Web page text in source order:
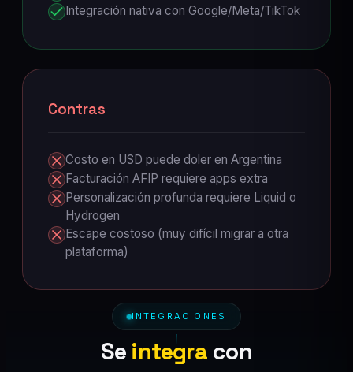
Integración nativa con Google/Meta/TikTok
Contras
Costo en USD puede doler en Argentina
Facturación AFIP requiere apps extra
Personalización profunda requiere Liquid o
Hydrogen
Escape costoso (muy difícil migrar a otra
plataforma)
INTEGRACIONES
Se integra con